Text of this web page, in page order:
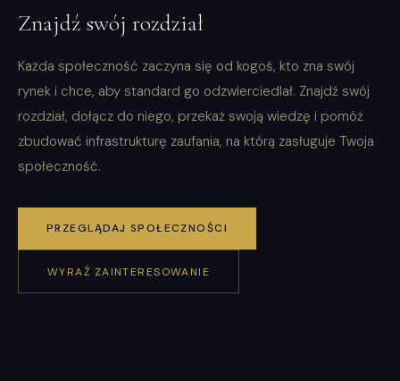
Znajdź swój rozdział
Każda społeczność zaczyna się od kogoś, kto zna swój
rynek i chce, aby standard go odzwierciedlał. Znajdź swój
rozdział, dołącz do niego, przekaż swoją wiedzę i pomóż
zbudować infrastrukturę zaufania, na którą zasługuje Twoja
społeczność.
PRZEGLĄDAJ SPOŁECZNOŚCI
WYRAŹ ZAINTERESOWANIE